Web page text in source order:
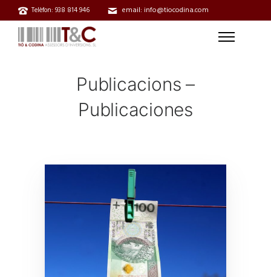
Telèfon: 938 814 946 email: info@tiocodina.com
Publicacions –
Publicaciones